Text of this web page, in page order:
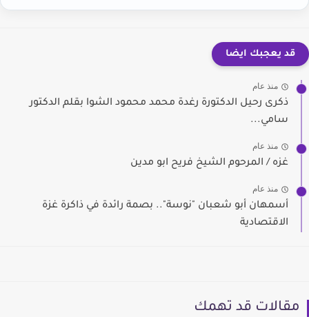
قد يعجبك ايضا
منذ عام
ذكرى رحيل الدكتورة رغدة محمد محمود الشوا بقلم الدكتور
سامي...
منذ عام
غزه / المرحوم الشيخ فريح ابو مدين
منذ عام
أسمهان أبو شعبان "نوسة".. بصمة رائدة في ذاكرة غزة
الاقتصادية
مقالات قد تهمك